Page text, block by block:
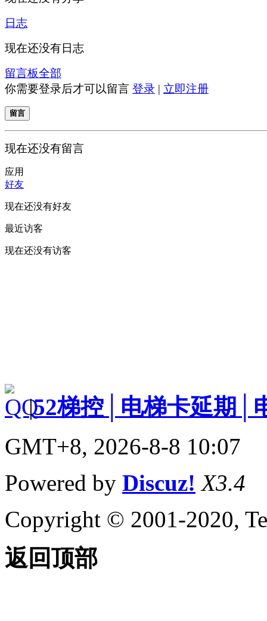
日志
现在还没有日志
留言板全部
你需要登录后才可以留言 登录 | 立即注册
留言
现在还没有留言
应用
好友
现在还没有好友
最近访客
现在还没有访客
|52梯控│电梯卡延期│
GMT+8, 2026-8-8 10:07
Powered by Discuz! X3.4
Copyright © 2001-2020,
返回顶部